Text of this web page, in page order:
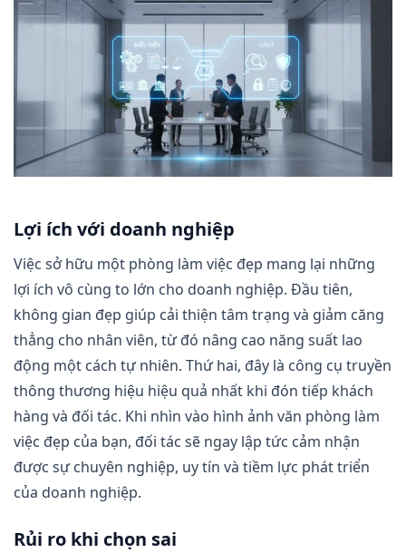
Lợi ích với doanh nghiệp
Việc sở hữu một phòng làm việc đẹp mang lại những
lợi ích vô cùng to lớn cho doanh nghiệp. Đầu tiên,
không gian đẹp giúp cải thiện tâm trạng và giảm căng
thẳng cho nhân viên, từ đó nâng cao năng suất lao
động một cách tự nhiên. Thứ hai, đây là công cụ truyền
thông thương hiệu hiệu quả nhất khi đón tiếp khách
hàng và đối tác. Khi nhìn vào hình ảnh văn phòng làm
việc đẹp của bạn, đối tác sẽ ngay lập tức cảm nhận
được sự chuyên nghiệp, uy tín và tiềm lực phát triển
của doanh nghiệp.
Rủi ro khi chọn sai